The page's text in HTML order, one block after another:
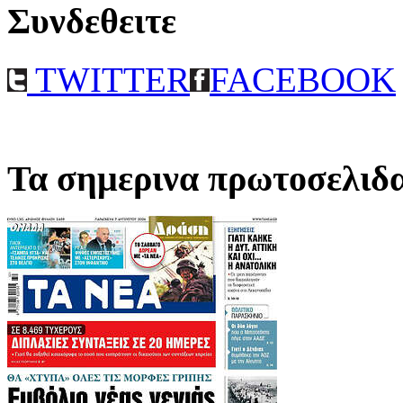
Συνδεθειτε
TWITTER FACEBOOK
Τα σημερινα